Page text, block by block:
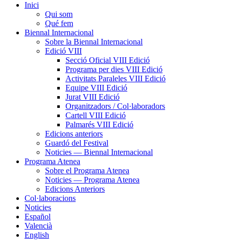
Inici
Qui som
Qué fem
Biennal Internacional
Sobre la Biennal Internacional
Edició VIII
Secció Oficial VIII Edició
Programa per dies VIII Edició
Activitats Paraleles VIII Edició
Equipe VIII Edició
Jurat VIII Edició
Organitzadors / Col·laboradors
Cartell VIII Edició
Palmarés VIII Edició
Edicions anteriors
Guardó del Festival
Noticies — Biennal Internacional
Programa Atenea
Sobre el Programa Atenea
Noticies — Programa Atenea
Edicions Anteriors
Col·laboracions
Noticies
Español
Valencià
English